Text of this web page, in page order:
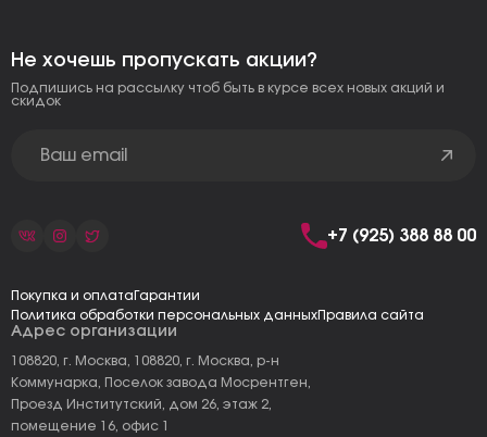
Адрес организации
108820, г. Москва, 108820, г. Москва, р-н
Коммунарка, Поселок завода Мосрентген,
Проезд Институтский, дом 26, этаж 2,
помещение 16, офис 1
Не хочешь пропускать акции?
Подпишись на рассылку чтоб быть в курсе всех новых акций и
скидок
+7 (925) 388 88 00
Покупка и оплата Гарантии
Политика обработки персональных данныхПравила сайта